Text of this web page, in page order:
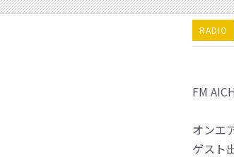
RADIO
FM
オンエ
ゲスト